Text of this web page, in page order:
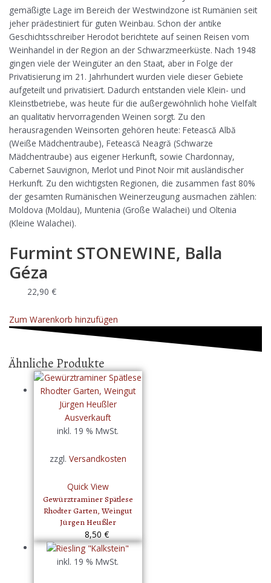
gemäßigte Lage im Bereich der Westwindzone ist Rumänien seit
jeher prädestiniert für guten Weinbau. Schon der antike
Geschichtsschreiber Herodot berichtete auf seinen Reisen vom
Weinhandel in der Region an der Schwarzmeerküste. Nach 1948
gingen viele der Weingüter an den Staat, aber in Folge der
Privatisierung im 21. Jahrhundert wurden viele dieser Gebiete
aufgeteilt und privatisiert. Dadurch entstanden viele Klein- und
Kleinstbetriebe, was heute für die außergewöhnlich hohe Vielfalt
an qualitativ hervorragenden Weinen sorgt. Zu den
herausragenden Weinsorten gehören heute: Fetească Albă
(Weiße Mädchentraube), Fetească Neagră (Schwarze
Mädchentraube) aus eigener Herkunft, sowie Chardonnay,
Cabernet Sauvignon, Merlot und Pinot Noir mit ausländischer
Herkunft. Zu den wichtigsten Regionen, die zusammen fast 80%
der gesamten Rumänischen Weinerzeugung ausmachen zählen:
Moldova (Moldau), Muntenia (Große Walachei) und Oltenia
(Kleine Walachei).
Furmint STONEWINE, Balla
Géza
22,90 €
Zum Warenkorb hinzufügen
Ähnliche Produkte
Ausverkauft
inkl. 19 % MwSt.
zzgl. Versandkosten
Quick View
Gewürztraminer Spätlese
Rhodter Garten, Weingut
Jürgen Heußler
8,50€
inkl. 19 % MwSt.